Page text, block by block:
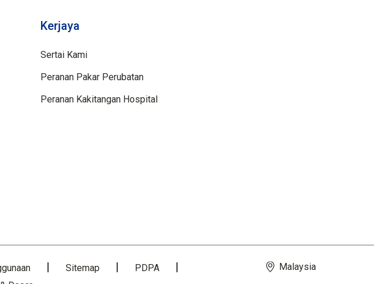
Kerjaya
Sertai Kami
Peranan Pakar Perubatan
Peranan Kakitangan Hospital
Sitemap
PDPA
Malaysia